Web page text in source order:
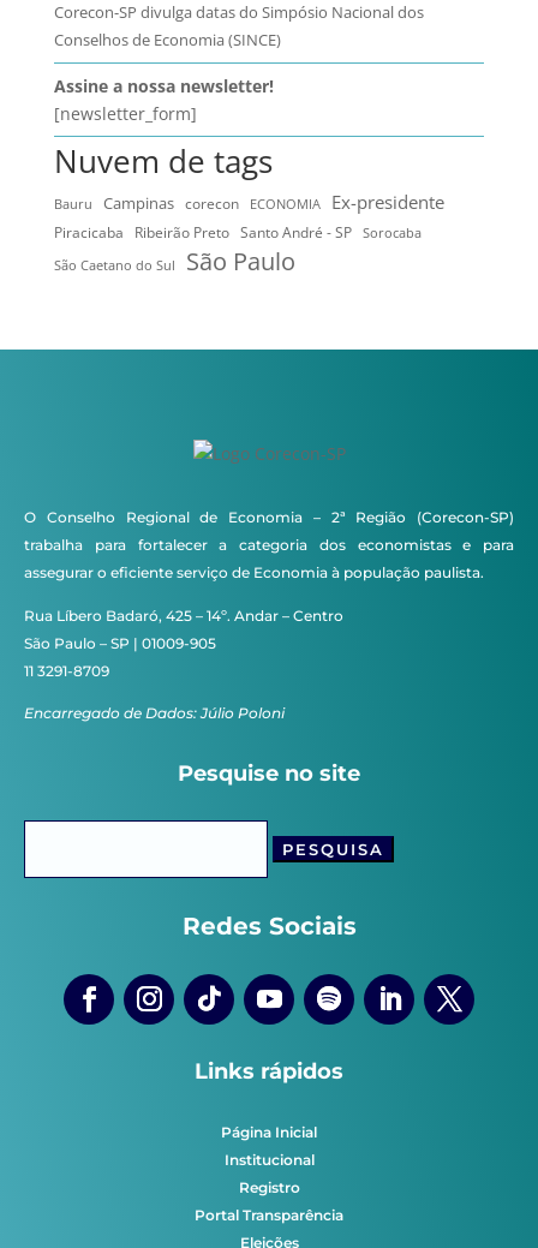
Corecon-SP divulga datas do Simpósio Nacional dos
Conselhos de Economia (SINCE)
Assine a nossa newsletter!
[newsletter_form]
Nuvem de tags
Bauru Campinas corecon ECONOMIA Ex-presidente
Piracicaba Ribeirão Preto Santo André - SP
Sorocaba
São Caetano do Sul
São Paulo
O Conselho Regional de Economia – 2ª Região (Corecon-SP)
trabalha para fortalecer a categoria dos economistas e para
assegurar o eficiente serviço de Economia à população paulista.
Rua Líbero Badaró, 425 – 14º. Andar – Centro
São Paulo – SP | 01009-905
11 3291-8709
Encarregado de Dados: Júlio Poloni
Pesquise no site
Redes Sociais
Links rápidos
Página Inicial
Institucional
Registro
Portal Transparência
Eleições